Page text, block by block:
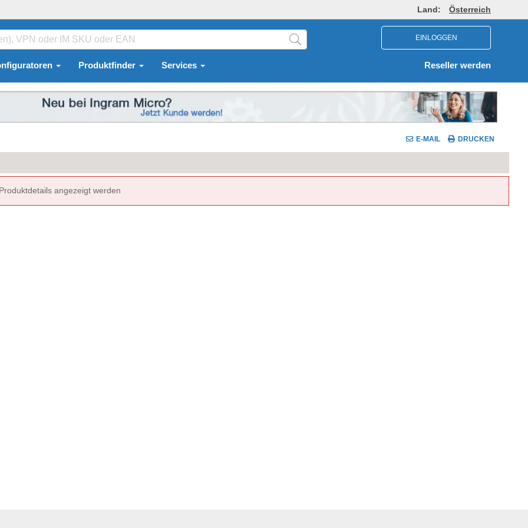
Land: Österreich
EINLOGGEN
Produktfinder Services Reseller werden
E-MAIL DRUCKEN
angezeigt werden